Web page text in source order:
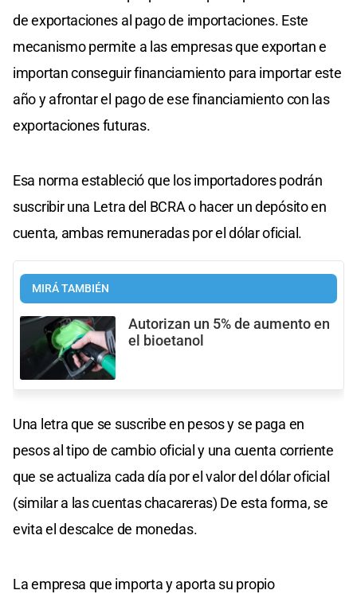
de exportaciones al pago de importaciones. Este
mecanismo permite a las empresas que exportan e
importan conseguir financiamiento para importar este
año y afrontar el pago de ese financiamiento con las
exportaciones futuras.
Esa norma estableció que los importadores podrán
suscribir una Letra del BCRA o hacer un depósito en
cuenta, ambas remuneradas por el dólar oficial.
MIRÁ TAMBIÉN
Autorizan un 5% de aumento en
el bioetanol
Una letra que se suscribe en pesos y se paga en
pesos al tipo de cambio oficial y una cuenta corriente
que se actualiza cada día por el valor del dólar oficial
(similar a las cuentas chacareras) De esta forma, se
evita el descalce de monedas.
La empresa que importa y aporta su propio